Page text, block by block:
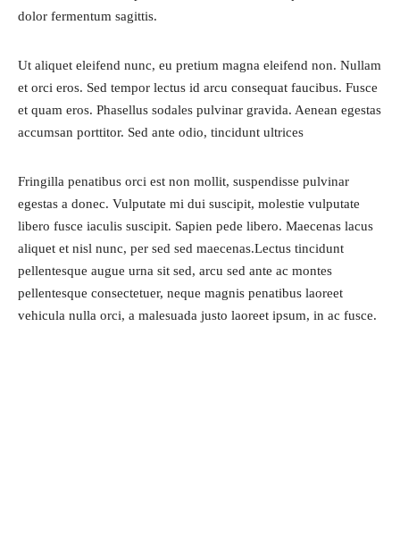
dolor fermentum sagittis.
Ut aliquet eleifend nunc, eu pretium magna eleifend non. Nullam
et orci eros. Sed tempor lectus id arcu consequat faucibus. Fusce
et quam eros. Phasellus sodales pulvinar gravida. Aenean egestas
accumsan porttitor. Sed ante odio, tincidunt ultrices
Fringilla penatibus orci est non mollit, suspendisse pulvinar
egestas a donec. Vulputate mi dui suscipit, molestie vulputate
libero fusce iaculis suscipit. Sapien pede libero. Maecenas lacus
aliquet et nisl nunc, per sed sed maecenas.Lectus tincidunt
pellentesque augue urna sit sed, arcu sed ante ac montes
pellentesque consectetuer, neque magnis penatibus laoreet
vehicula nulla orci, a malesuada justo laoreet ipsum, in ac fusce.